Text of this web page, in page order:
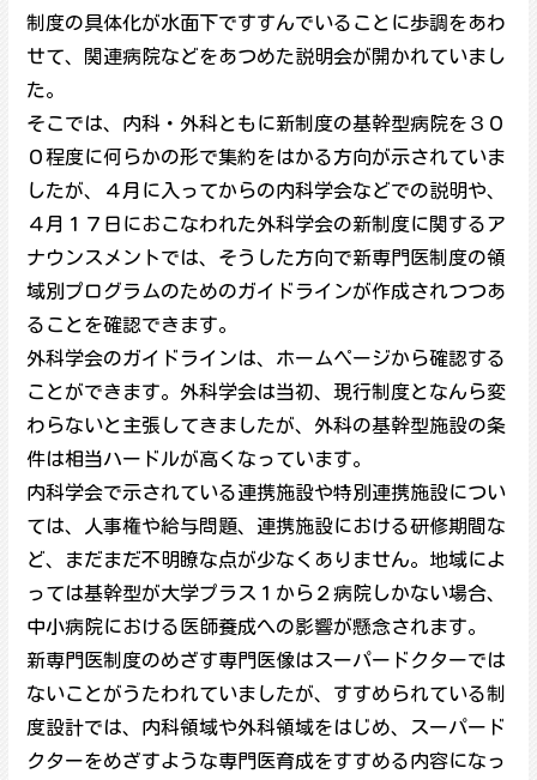
制度の具体化が水面下ですすんでいることに歩調をあわ
せて、関連病院などをあつめた説明会が開かれていまし
た。
そこでは、内科・外科ともに新制度の基幹型病院を３０
０程度に何らかの形で集約をはかる方向が示されていま
したが、４月に入ってからの内科学会などでの説明や、
４月１７日におこなわれた外科学会の新制度に関するア
ナウンスメントでは、そうした方向で新専門医制度の領
域別プログラムのためのガイドラインが作成されつつあ
ることを確認できます。
外科学会のガイドラインは、ホームページから確認する
ことができます。外科学会は当初、現行制度となんら変
わらないと主張してきましたが、外科の基幹型施設の条
件は相当ハードルが高くなっています。
内科学会で示されている連携施設や特別連携施設につい
ては、人事権や給与問題、連携施設における研修期間な
ど、まだまだ不明瞭な点が少なくありません。地域によ
っては基幹型が大学プラス１から２病院しかない場合、
中小病院における医師養成への影響が懸念されます。
新専門医制度のめざす専門医像はスーパードクターでは
ないことがうたわれていましたが、すすめられている制
度設計では、内科領域や外科領域をはじめ、スーパード
クターをめざすような専門医育成をすすめる内容になっ